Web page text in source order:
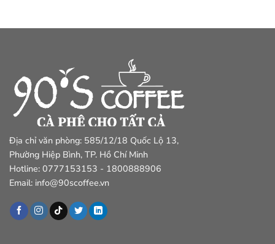
Địa chỉ văn phòng: 585/12/18 Quốc Lộ 13,
Phường Hiệp Bình, TP. Hồ Chí Minh
Hotline: 0777153153 - 1800888906
Email: info@90scoffee.vn